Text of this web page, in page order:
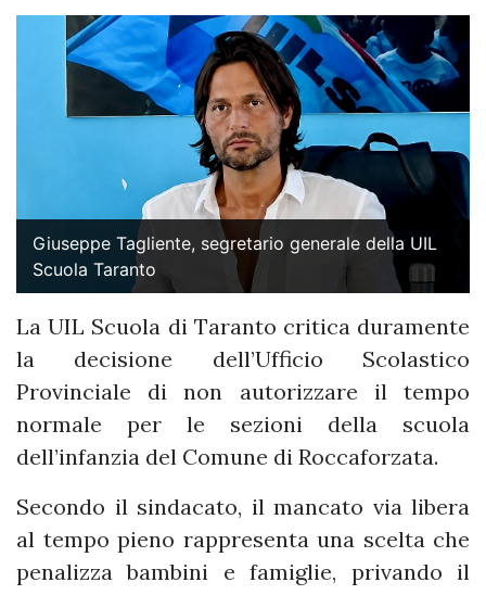
Giuseppe Tagliente, segretario generale della UIL
Scuola Taranto
La UIL Scuola di Taranto critica duramente
la decisione dell’Ufficio Scolastico
Provinciale di non autorizzare il tempo
normale per le sezioni della scuola
dell’infanzia del Comune di Roccaforzata.
Secondo il sindacato, il mancato via libera
al tempo pieno rappresenta una scelta che
penalizza bambini e famiglie, privando il